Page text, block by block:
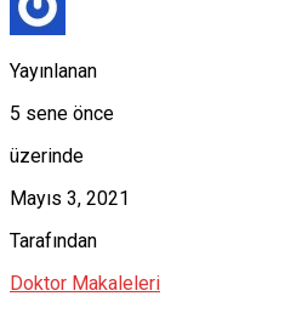
Yayınlanan
5 sene önce
üzerinde
Mayıs 3, 2021
Tarafından
Doktor Makaleleri